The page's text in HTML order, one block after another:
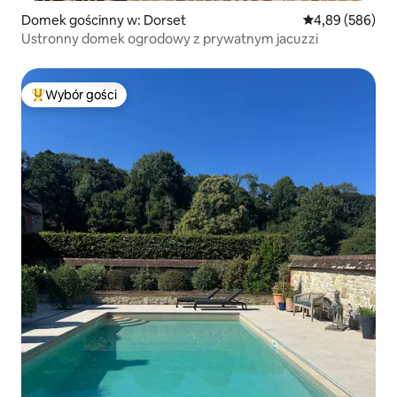
Domek gościnny w: Dorset Średnia
4,89 (586)
Ustronny domek ogrodowy z prywatnym jacuzzi
Najpopularniejsze z kategorii Wybór gości
Wybór gości